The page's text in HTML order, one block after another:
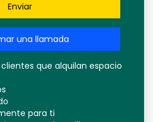
Enviar
una llamada
que alquilan espacio
para ti